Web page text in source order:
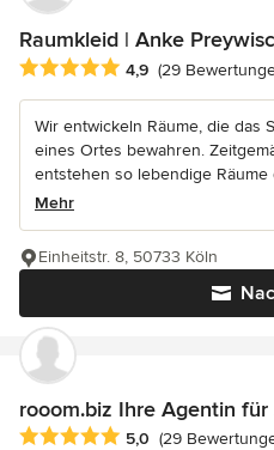
Raumkleid | Anke
Durchschnittliche Bewertung:
4,9 (29
Wir entwickeln Räume, die das
eines Ortes bewahren.
entstehen so lebendige Räume
Mehr
Einheitstr. 8, 50733 Köln
rooom.biz Ihre Agentin
Durchschnittliche Bewertung:
5,0 (29